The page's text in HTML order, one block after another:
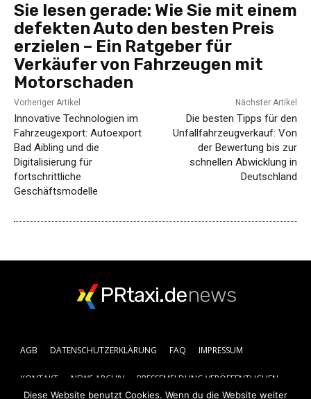
Sie lesen gerade: Wie Sie mit einem
defekten Auto den besten Preis
erzielen – Ein Ratgeber für
Verkäufer von Fahrzeugen mit
Motorschaden
Vorheriger Artikel
Innovative Technologien im
Fahrzeugexport: Autoexport
Bad Aibling und die
Digitalisierung für
fortschrittliche
Geschäftsmodelle
Nächster Artikel
Die besten Tipps für den
Unfallfahrzeugverkauf: Von
der Bewertung bis zur
schnellen Abwicklung in
Deutschland
PRtaxi.denews
AGB DATENSCHUTZERKLÄRUNG FAQ IMPRESSUM
KONTAKT NEWS ARCHIV PRESSEMELDUNG VERÖFFENTLICHEN
Diese Website benutzt Cookies. Wenn du die Website weiter